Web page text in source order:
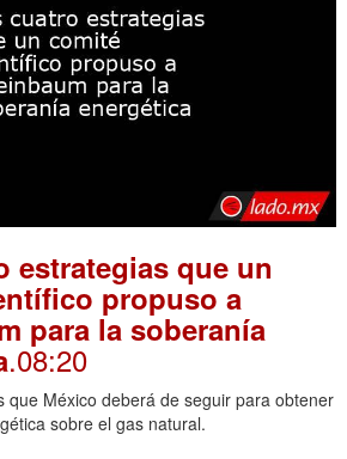
estrategias que un
propuso a
para la soberanía
.08:20
que México deberá de seguir para obtener
sobre el gas natural.